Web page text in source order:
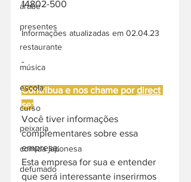
árabe
presentes
restaurante
música
escola
curso
peixaria
comida japonesa
defumado
14802-500
Informações atualizadas em 02.04.23
-
Contribua e nos chame por direct
se:
Você tiver informações
complementares sobre essa
empresa;
Esta empresa for sua e entender
que será interessante inserirmos